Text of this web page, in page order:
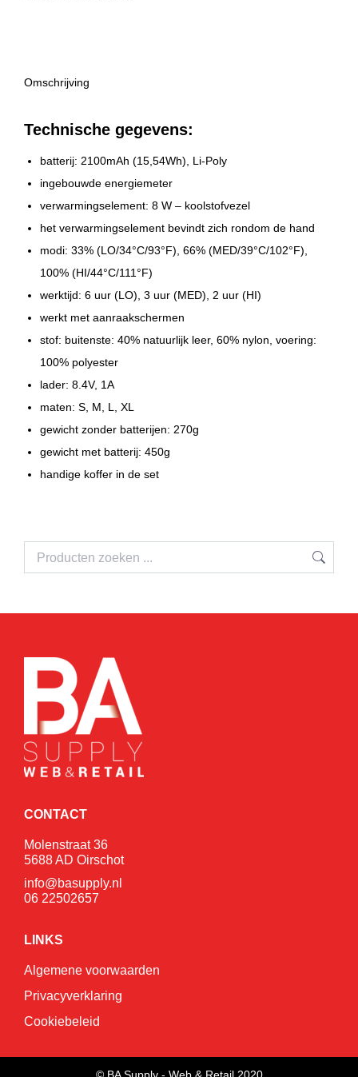
Omschrijving
Technische gegevens:
batterij: 2100mAh (15,54Wh), Li-Poly
ingebouwde energiemeter
verwarmingselement: 8 W – koolstofvezel
het verwarmingselement bevindt zich rondom de hand
modi: 33% (LO/34°C/93°F), 66% (MED/39°C/102°F),
100% (HI/44°C/111°F)
werktijd: 6 uur (LO), 3 uur (MED), 2 uur (HI)
werkt met aanraakschermen
stof: buitenste: 40% natuurlijk leer, 60% nylon, voering:
100% polyester
lader: 8.4V, 1A
maten: S, M, L, XL
gewicht zonder batterijen: 270g
gewicht met batterij: 450g
handige koffer in de set
CONTACT
Molenstraat 36
5688 AD Oirschot
info@basupply.nl
06 22502657
LINKS
Algemene voorwaarden
Privacyverklaring
Cookiebeleid